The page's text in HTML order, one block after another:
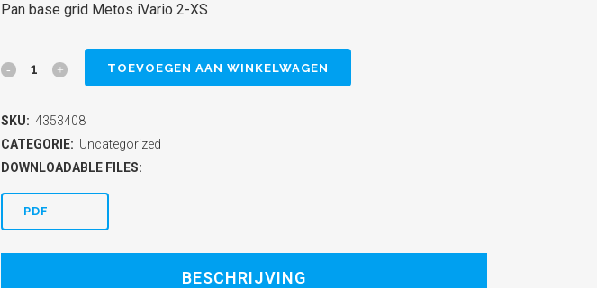
Pan base grid Metos iVario 2-XS
Pan
grid
Metos
iVario
2-
TOEVOEGEN AAN WINKELWAGEN
SKU: 4353408
CATEGORIE: Uncategorized
DOWNLOADABLE FILES:
PDF
BESCHRIJVING